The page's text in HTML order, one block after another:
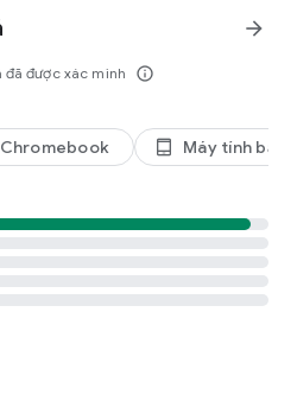
được xác minh info_outline
arrow_forward
Chromebook tablet_android Máy tính bảng